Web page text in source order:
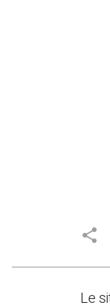
share
Le